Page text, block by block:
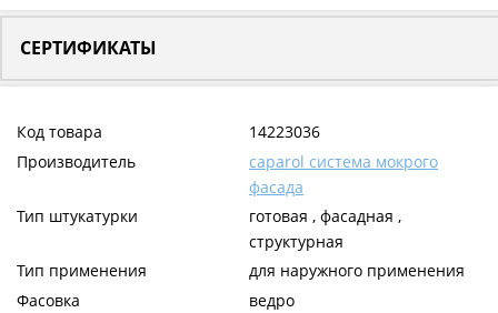
СЕРТИФИКАТЫ
Код товара
14223036
Производитель
caparol система мокрого
фасада
Тип штукатурки
готовая , фасадная ,
структурная
Тип применения
для наружного применения
Фасовка
ведро